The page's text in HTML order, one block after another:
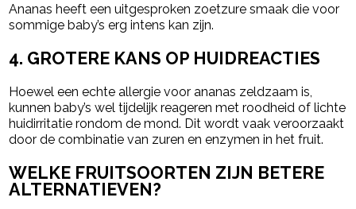
Ananas heeft een uitgesproken zoetzure smaak die voor
sommige baby’s erg intens kan zijn.
4. GROTERE KANS OP HUIDREACTIES
Hoewel een echte allergie voor ananas zeldzaam is,
kunnen baby’s wel tijdelijk reageren met roodheid of lichte
huidirritatie rondom de mond. Dit wordt vaak veroorzaakt
door de combinatie van zuren en enzymen in het fruit.
WELKE FRUITSOORTEN ZIJN BETERE
ALTERNATIEVEN?